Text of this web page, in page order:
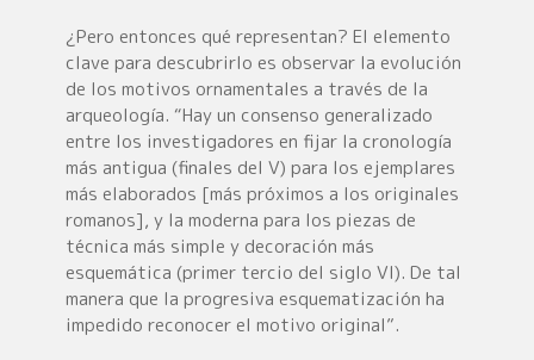
¿Pero entonces qué representan? El elemento
clave para descubrirlo es observar la evolución
de los motivos ornamentales a través de la
arqueología. “Hay un consenso generalizado
entre los investigadores en fijar la cronología
más antigua (finales del V) para los ejemplares
más elaborados [más próximos a los originales
romanos], y la moderna para los piezas de
técnica más simple y decoración más
esquemática (primer tercio del siglo VI). De tal
manera que la progresiva esquematización ha
impedido reconocer el motivo original”.